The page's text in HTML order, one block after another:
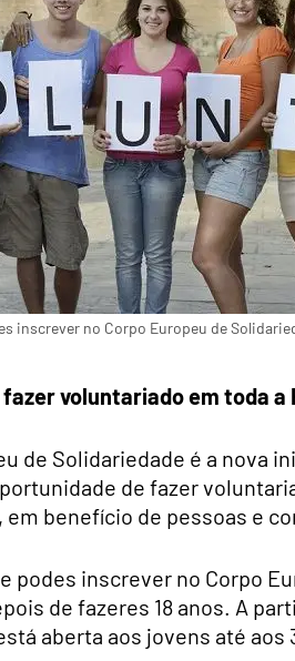
inscrever no Corpo Europeu de
voluntariado em toda a
de Solidariedade é a nova
de fazer
benefício de pessoas e
podes inscrever no Corpo
de fazeres 18 anos. A
aberta aos jovens até aos